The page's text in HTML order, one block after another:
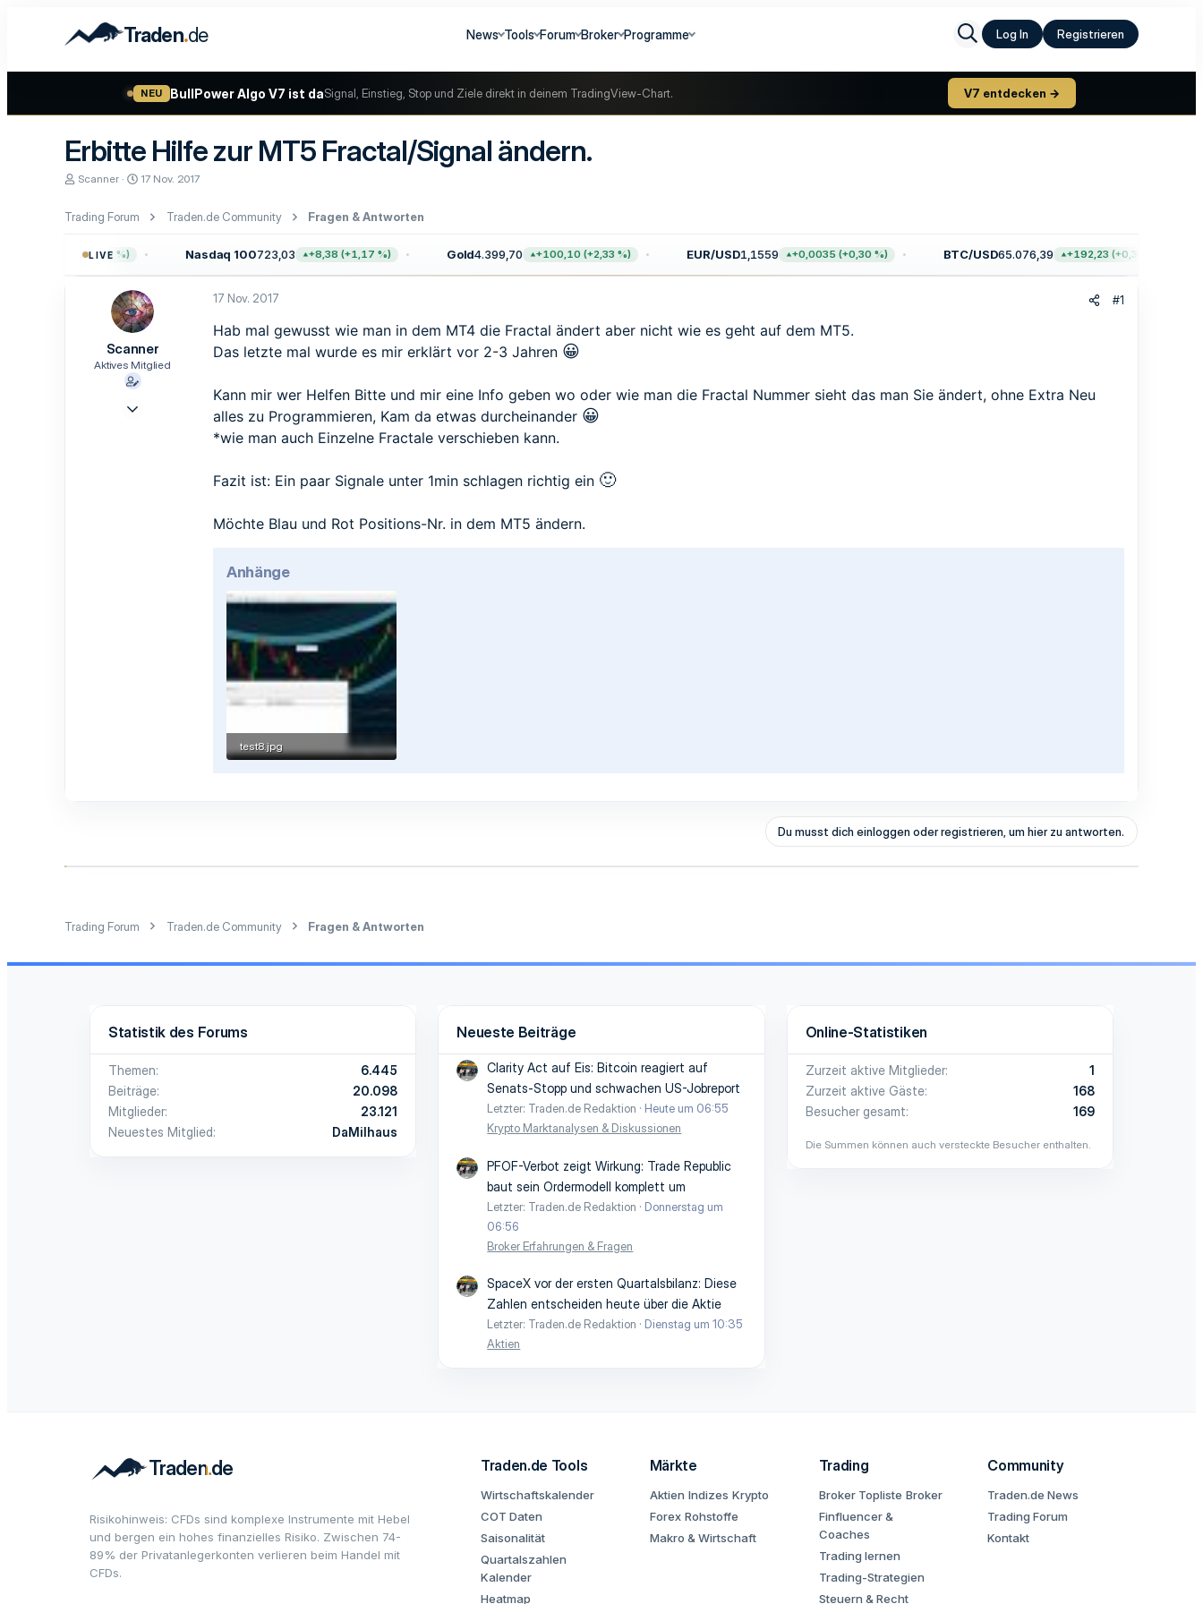
Traden.de News Tools Forum Broker Programme Log In Registrieren
NEU BullPower Algo V7 ist daSignal, Einstieg, Stop und Ziele direkt in deinem TradingView-Chart. V7 entdecken →
Erbitte Hilfe zur MT5 Fractal/Signal ändern.
E
t
e
Scanner
E
t
a
m
17 Nov. 2017
Trading Forum Traden.de Community Fragen & Antworten
LIVE
+47,68 (+0,62 %) Nasdaq 100723,03 +8,38 (+1,17 %) Gold4.399,70 +100,10 (+2,33 %) EUR/USD1,1559 +0,0035 (+0,30 %) BTC/USD65.076,39 +192,23 (+0,30 %)
Scanner
Aktives Mitglied
17 Nov. 2017 #1
Hab mal gewusst wie man in dem MT4 die Fractal ändert aber nicht wie es geht auf dem MT5.
Das letzte mal wurde es mir erklärt vor 2-3 Jahren 😀
Kann mir wer Helfen Bitte und mir eine Info geben wo oder wie man die Fractal Nummer sieht das man Sie ändert, ohne Extra Neu
alles zu Programmieren, Kam da etwas durcheinander 😀
*wie man auch Einzelne Fractale verschieben kann.
Fazit ist: Ein paar Signale unter 1min schlagen richtig ein 🙂
Möchte Blau und Rot Positions-Nr. in dem MT5 ändern.
Anhänge
test8.jpg
Du musst dich einloggen oder registrieren, um hier zu antworten.
Trading Forum Traden.de Community Fragen & Antworten
Statistik des Forums
Themen
6.445
Beiträge
20.098
Mitglieder
23.121
Neuestes Mitglied
DaMilhaus
Neueste Beiträge
Clarity Act auf Eis: Bitcoin reagiert auf
Senats-Stopp und schwachen US-Jobreport
Letzter: Traden.de Redaktion
Heute um 06:55
Krypto Marktanalysen & Diskussionen
PFOF-Verbot zeigt Wirkung: Trade Republic
baut sein Ordermodell komplett um
Letzter: Traden.de Redaktion
Donnerstag um
06:56
Broker Erfahrungen & Fragen
SpaceX vor der ersten Quartalsbilanz: Diese
Zahlen entscheiden heute über die Aktie
Letzter: Traden.de Redaktion
Dienstag um 10:35
Aktien
Online-Statistiken
Zurzeit aktive Mitglieder
1
Zurzeit aktive Gäste
168
Besucher gesamt
169
Die Summen können auch versteckte Besucher enthalten.
Risikohinweis: CFDs sind komplexe Instrumente mit Hebel
und bergen ein hohes finanzielles Risiko. Zwischen 74-
89% der Privatanlegerkonten verlieren beim Handel mit
CFDs.
Traden.de Tools
Wirtschaftskalender
COT Daten
Saisonalität
Quartalszahlen
Kalender
Heatmap
Märkte
Aktien Indizes Krypto
Forex Rohstoffe
Makro & Wirtschaft
Trading
Broker Topliste Broker
Finfluencer &
Coaches
Trading lernen
Trading-Strategien
Steuern & Recht
Community
Traden.de News
Trading Forum
Kontakt